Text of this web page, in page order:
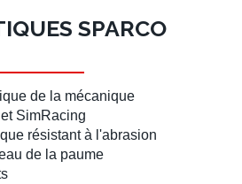
SPARCO
de la mécanique
et SimRacing
résistant à l'abrasion
de la paume